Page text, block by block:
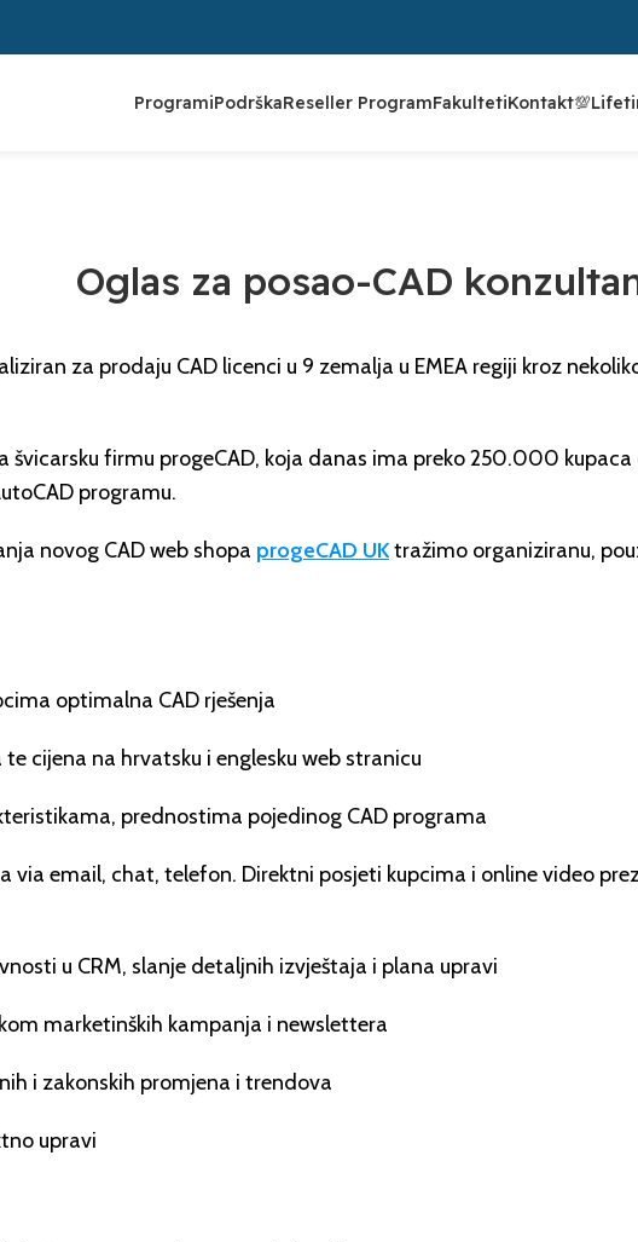
ProgramiPodrškaReseller ProgramFakultetiKontakt
Oglas za posao-CAD
za prodaju CAD licenci u 9 zemalja u EMEA regiji kroz
švicarsku firmu progeCAD, koja danas ima preko 250.000
programu.
novog CAD web shopa progeCAD UKtražimo organiziranu,
optimalna CAD rješenja
cijena na hrvatsku i englesku web stranicu
prednostima pojedinog CAD programa
via email, chat, telefon. Direktni posjeti kupcima i online video
u CRM, slanje detaljnih izvještaja i plana upravi
marketinških kampanja i newslettera
i zakonskih promjena i trendova
upravi